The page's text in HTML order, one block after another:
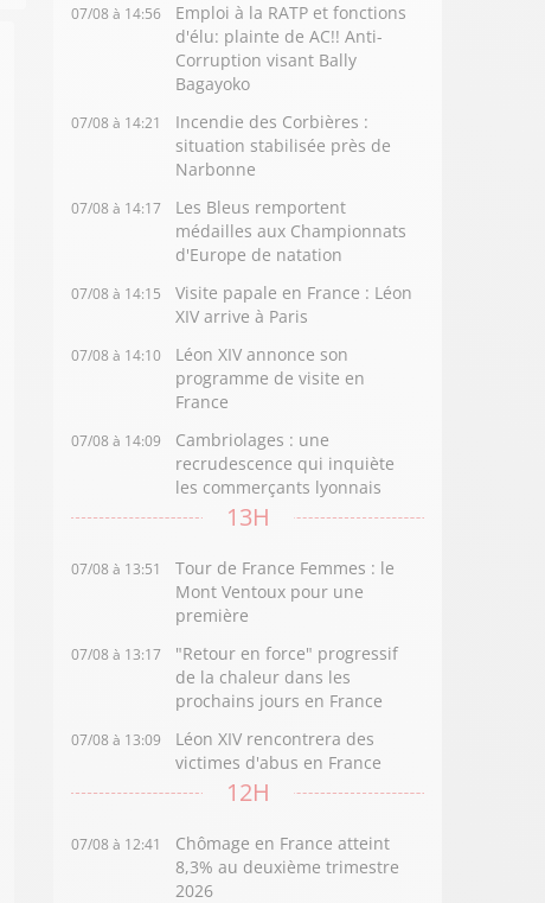
07/08 à 14:56
Emploi à la RATP et fonctions
d'élu: plainte de AC!! Anti-
Corruption visant Bally
Bagayoko
07/08 à 14:21
Incendie des Corbières :
situation stabilisée près de
Narbonne
07/08 à 14:17
Les Bleus remportent
médailles aux Championnats
d'Europe de natation
07/08 à 14:15
Visite papale en France : Léon
XIV arrive à Paris
07/08 à 14:10
Léon XIV annonce son
programme de visite en
France
07/08 à 14:09
Cambriolages : une
recrudescence qui inquiète
les commerçants lyonnais
13H
07/08 à 13:51
Tour de France Femmes : le
Mont Ventoux pour une
première
07/08 à 13:17
"Retour en force" progressif
de la chaleur dans les
prochains jours en France
07/08 à 13:09
Léon XIV rencontrera des
victimes d'abus en France
12H
07/08 à 12:41
Chômage en France atteint
8,3% au deuxième trimestre
2026